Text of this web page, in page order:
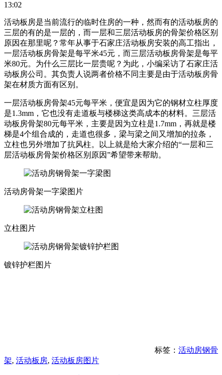
13:02
活动板房是当前流行的临时住房的一种，然而有的活动板房的
三层的有的是一层的，而一层和三层活动板房的骨架价格区别
原因在那里呢？常年从事于石家庄活动板房安装的高工指出，
一层活动板房骨架是每平米45元，而三层活动板房骨架是每平
米80元。为什么三层比一层贵呢？为此，小编采访了石家庄活
动板房公司。其负责人说两者价格不同主要是由于活动板房骨
架在材质方面有区别。
一层活动板房骨架45元每平米，便宜是因为它的钢材立柱厚度
是1.3mm，它也没有走道板与楼梯这类高成本的材料。三层活
动板房骨架80元每平米，主要是因为立柱是1.7mm，再就是楼
梯是4个组合成的，走道也很多，梁与梁之间又增加的拉条，
立柱也另外增加了抗风柱。以上就是给大家介绍的“一层和三
层活动板房骨架价格区别原因”希望带来帮助。
活动房骨架一字梁图片
立柱图片
镀锌护栏图片
标签： 活动房钢骨
架, 活动板房, 活动板房图片